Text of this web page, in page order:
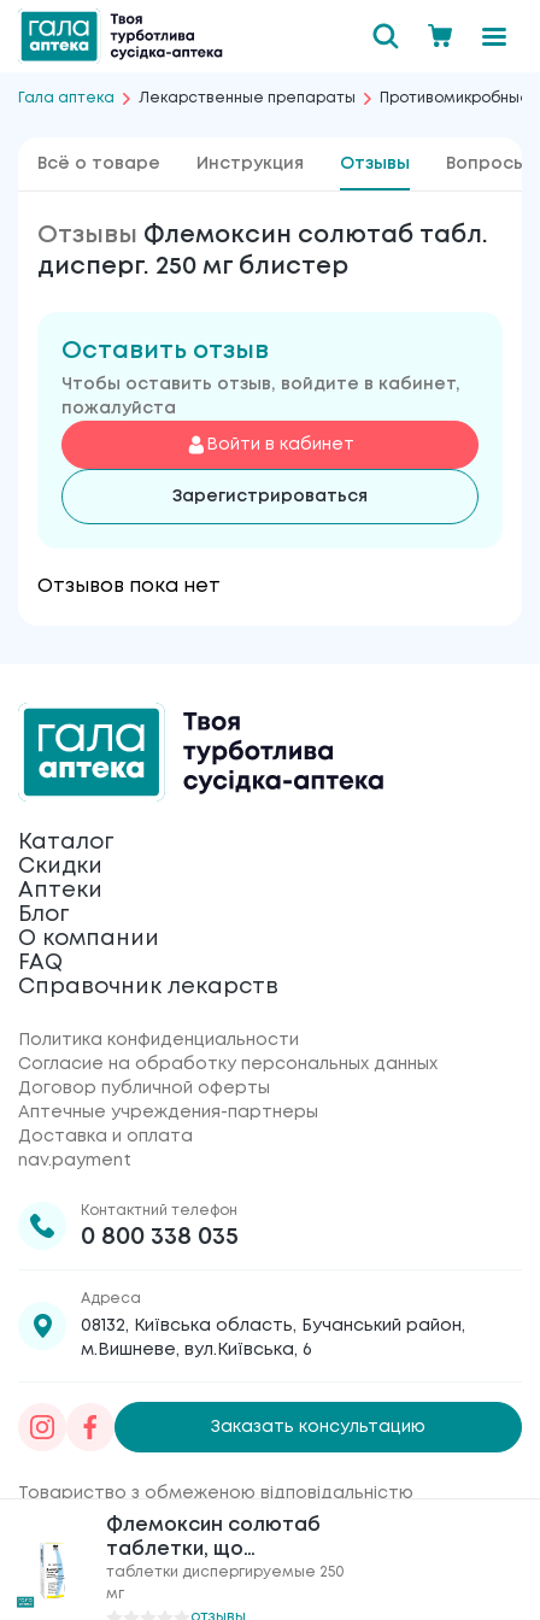
Гала аптека Лекарственные препараты Противомикробные
Всё о товаре Инструкция Отзывы Вопросы
Отзывы Флемоксин солютаб табл.
дисперг. 250 мг блистер
Оставить отзыв
Чтобы оставить отзыв, войдите в кабинет,
пожалуйста
Войти в кабинет
Зарегистрироваться
Отзывов пока нет
Флемоксин солютаб
таблетки, що
диспергуються по 250
мг №20
таблетки диспергируемые 250
мг
отзывы
Флемоксин солютаб
таблетки, що
диспергуються по 250
мг №20
таблетки диспергируемые 250
мг
отзывы
Каталог
Скидки
Аптеки
Блог
О компании
FAQ
Справочник лекарств
Политика конфиденциальности
Согласие на обработку персональных данных
Договор публичной оферты
Аптечные учреждения-партнеры
Доставка и оплата
nav.payment
Контактний телефон
0 800 338 035
Адреса
08132, Київська область, Бучанський район,
м.Вишневе, вул.Київська, 6
Заказать консультацию
Товариство з обмеженою відповідальністю
«Галафарм», код ЄДРПОУ 30886474 © 2020-2026